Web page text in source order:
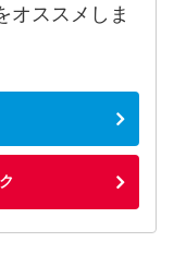
オススメしま